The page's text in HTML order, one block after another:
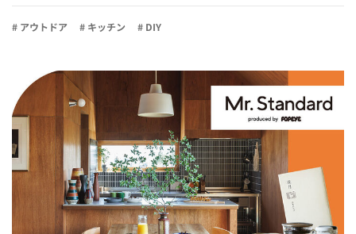
# アウトドア # キッチン # DIY